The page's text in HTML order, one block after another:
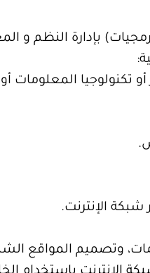
بإدارة النظم و
أو تكنولوجيا
الإنترنت.
وتصميم المواقع